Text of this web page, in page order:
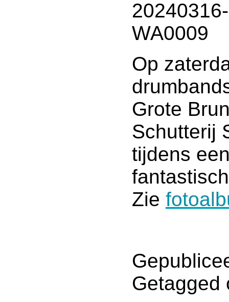
Op
Grote
Schutterij
tijdens
Zie
Getagged